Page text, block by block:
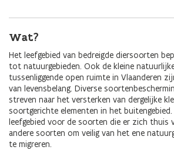
Wat?
Het leefgebied van bedreigde diersoorten
tot natuurgebieden. Ook de kleine
tussenliggende open ruimte in Vlaanderen
van levensbelang. Diverse
streven naar het versterken van dergelijke
soortgerichte elementen in het
leefgebied voor de soorten die er zich thuis
andere soorten om veilig van het ene
te migreren.